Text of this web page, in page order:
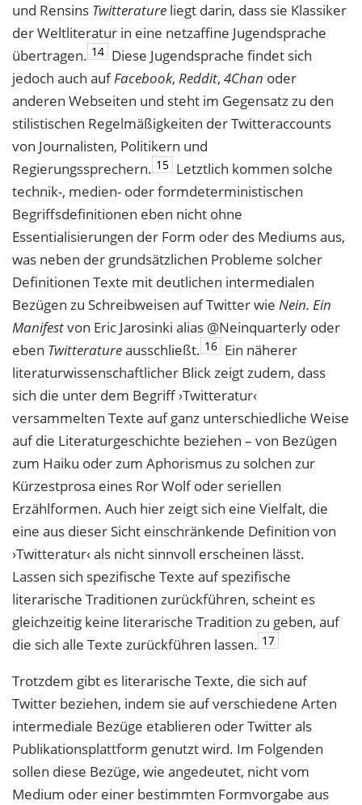
und Rensins Twitterature liegt darin, dass sie Klassiker
der Weltliteratur in eine netzaffine Jugendsprache
übertragen. 14 Diese Jugendsprache findet sich
jedoch auch aufFacebook, Reddit, 4Chan oder
anderen Webseiten und steht im Gegensatz zu den
stilistischen Regelmäßigkeiten der Twitteraccounts
von Journalisten, Politikern und
Regierungssprechern. 15 Letztlich kommen solche
technik-, medien- oder formdeterministischen
Begriffsdefinitionen eben nicht ohne
Essentialisierungen der Form oder des Mediums aus,
was neben der grundsätzlichen Probleme solcher
Definitionen Texte mit deutlichen intermedialen
Bezügen zu Schreibweisen auf Twitter wie Nein. Ein
Manifestvon Eric Jarosinki alias @Neinquarterly oder
eben Twitteratureausschließt. 16 Ein näherer
literaturwissenschaftlicher Blick zeigt zudem, dass
sich die unter dem Begriff ›Twitteratur‹
versammelten Texte auf ganz unterschiedliche Weise
auf die Literaturgeschichte beziehen – von Bezügen
zum Haiku oder zum Aphorismus zu solchen zur
Kürzestprosa eines Ror Wolf oder seriellen
Erzählformen. Auch hier zeigt sich eine Vielfalt, die
eine aus dieser Sicht einschränkende Definition von
›Twitteratur‹ als nicht sinnvoll erscheinen lässt.
Lassen sich spezifische Texte auf spezifische
literarische Traditionen zurückführen, scheint es
gleichzeitig keine literarische Tradition zu geben, auf
die sich alle Texte zurückführen lassen. 17
Trotzdem gibt es literarische Texte, die sich auf
Twitter beziehen, indem sie auf verschiedene Arten
intermediale Bezüge etablieren oder Twitter als
Publikationsplattform genutzt wird. Im Folgenden
sollen diese Bezüge, wie angedeutet, nicht vom
Medium oder einer bestimmten Formvorgabe aus